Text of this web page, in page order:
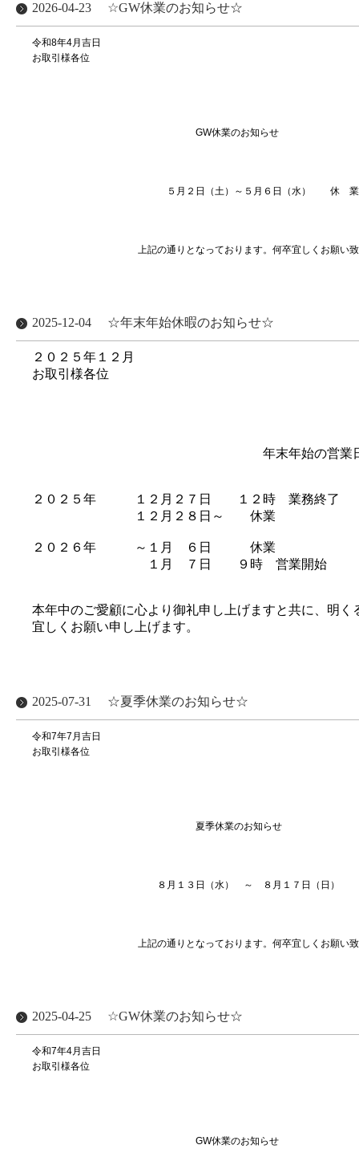
2026-04-23 ☆GW休業のお知らせ☆
令和8年4月吉日
お取引様各位
GW休業のお知らせ
５月２日（土）～５月６日（水） 休 業
上記の通りとなっております。何卒宜しくお願い致
2025-12-04 ☆年末年始休暇のお知らせ☆
２０２５年１２月
お取引様各位
年末年始の営業日のご
２０２５年 １２月２７日 １２時 業務終了
１２月２８日～ 休業
２０２６年 ～１月 ６日 休業
１月 ７日 ９時 営業開始
本年中のご愛顧に心より御礼申し上げますと共に、明
宜しくお願い申し上げます。
2025-07-31 ☆夏季休業のお知らせ☆
令和7年7月吉日
お取引様各位
夏季休業のお知らせ
８月１３日（水） ～ ８月１７日（日）
上記の通りとなっております。何卒宜しくお願い致
2025-04-25 ☆GW休業のお知らせ☆
令和7年4月吉日
お取引様各位
GW休業のお知らせ